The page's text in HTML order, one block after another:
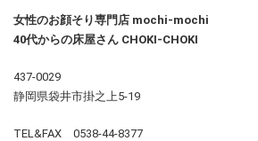
女性のお顔そり専門店 mochi-mochi
40代からの床屋さん CHOKI-CHOKI
437-0029
静岡県袋井市掛之上5-19
TEL&FAX 0538-44-8377